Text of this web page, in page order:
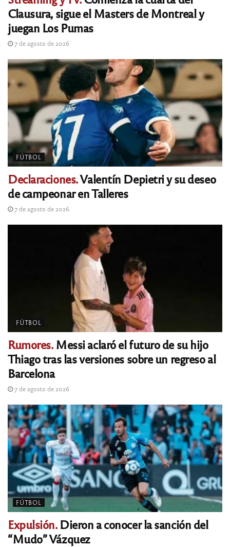
Clausura, sigue el Masters de Montreal y
juegan Los Pumas
7 de agosto de 2026
FÚTBOL
Declaraciones.Valentín Depietri y su deseo
de campeonar en Talleres
7 de agosto de 2026
FÚTBOL
Rumores.Messi aclaró el futuro de su hijo
Thiago tras las versiones sobre un regreso al
Barcelona
7 de agosto de 2026
FÚTBOL
Expulsión.Dieron a conocer la sanción del
“Mudo” Vázquez